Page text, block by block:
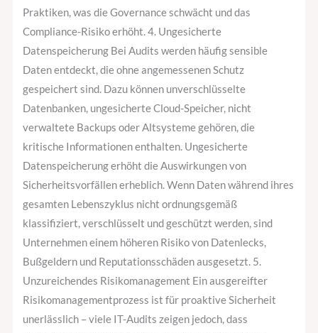
Praktiken, was die Governance schwächt und das
Compliance-Risiko erhöht. 4. Ungesicherte
Datenspeicherung Bei Audits werden häufig sensible
Daten entdeckt, die ohne angemessenen Schutz
gespeichert sind. Dazu können unverschlüsselte
Datenbanken, ungesicherte Cloud-Speicher, nicht
verwaltete Backups oder Altsysteme gehören, die
kritische Informationen enthalten. Ungesicherte
Datenspeicherung erhöht die Auswirkungen von
Sicherheitsvorfällen erheblich. Wenn Daten während ihres
gesamten Lebenszyklus nicht ordnungsgemäß
klassifiziert, verschlüsselt und geschützt werden, sind
Unternehmen einem höheren Risiko von Datenlecks,
Bußgeldern und Reputationsschäden ausgesetzt. 5.
Unzureichendes Risikomanagement Ein ausgereifter
Risikomanagementprozess ist für proaktive Sicherheit
unerlässlich – viele IT-Audits zeigen jedoch, dass